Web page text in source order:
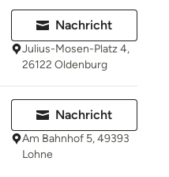
Nachricht
Julius-Mosen-Platz 4,
26122 Oldenburg
Nachricht
Am Bahnhof 5, 49393
Lohne